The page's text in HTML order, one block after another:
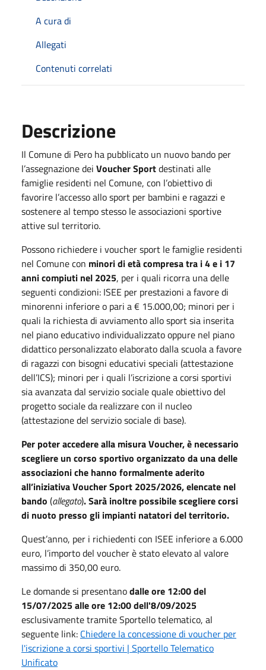
A cura di
Allegati
Contenuti correlati
Descrizione
Il Comune di Pero ha pubblicato un nuovo bando per
l’assegnazione dei Voucher Sportdestinati alle
famiglie residenti nel Comune, con l’obiettivo di
favorire l’accesso allo sport per bambini e ragazzi e
sostenere al tempo stesso le associazioni sportive
attive sul territorio.
Possono richiedere i voucher sport le famiglie residenti
nel Comune con minori di età compresa tra i 4 e i 17
anni compiuti nel 2025, per i quali ricorra una delle
seguenti condizioni: ISEE per prestazioni a favore di
minorenni inferiore o pari a € 15.000,00; minori per i
quali la richiesta di avviamento allo sport sia inserita
nel piano educativo individualizzato oppure nel piano
didattico personalizzato elaborato dalla scuola a favore
di ragazzi con bisogni educativi speciali (attestazione
dell’ICS); minori per i quali l’iscrizione a corsi sportivi
sia avanzata dal servizio sociale quale obiettivo del
progetto sociale da realizzare con il nucleo
(attestazione del servizio sociale di base).
Per poter accedere alla misura Voucher, è necessario
scegliere un corso sportivo organizzato da una delle
associazioni che hanno formalmente aderito
all’iniziativa Voucher Sport 2025/2026, elencate nel
bando (allegato). Sarà inoltre possibile scegliere corsi
di nuoto presso gli impianti natatori del territorio.
Quest’anno, per i richiedenti con ISEE inferiore a 6.000
euro, l’importo del voucher è stato elevato al valore
massimo di 350,00 euro.
Le domande si presentanodalle ore 12:00 del
15/07/2025 alle ore 12:00 dell'8/09/2025
esclusivamente tramite Sportello telematico, al
seguente link: Chiedere la concessione di voucher per
l'iscrizione a corsi sportivi | Sportello Telematico
Unificato